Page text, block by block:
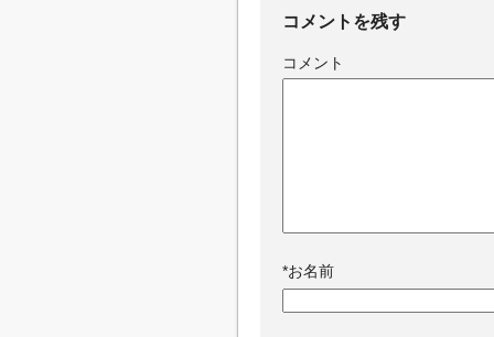
コメントを残す
コメント
*お名前